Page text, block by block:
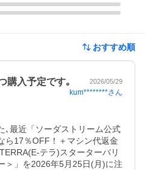
おすすめ順
購入予定です｡ 2026/05/29
kum********さん
､最近「ソーダストリーム公式
ら17％OFF！＋マシン代返金
テラ)スターターバリ
＞」を2026年5月25日(月)に注